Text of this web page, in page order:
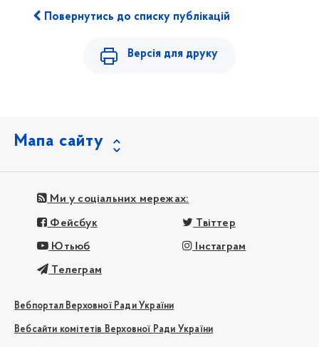
Повернутись до списку публікацій
Версія для друку
Мапа сайту
Ми у соціальних мережах:
Фейсбук Твіттер
Ютьюб Інстаграм
Телеграм
Вебпортал Верховної Ради України
Вебсайти комітетів Верховної Ради України